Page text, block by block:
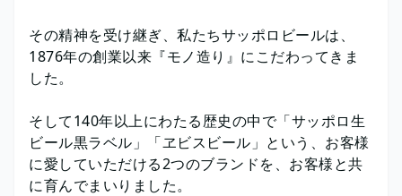
その精神を受け継ぎ、私たちサッポロビールは、
1876年の創業以来『モノ造り』にこだわってきま
した。
そして140年以上にわたる歴史の中で「サッポロ生
ビール黒ラベル」「ヱビスビール」という、お客様
に愛していただける2つのブランドを、お客様と共
に育んでまいりました。